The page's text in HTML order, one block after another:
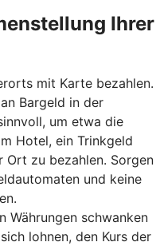
Ihrer
mit Karte bezahlen.
Bargeld in der
um etwa die
Hotel, ein Trinkgeld
Ort zu bezahlen. Sorgen
und keine
Währungen schwanken
lohnen, den Kurs der